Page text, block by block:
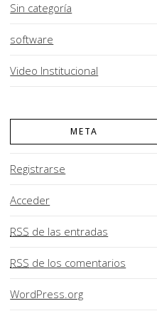
Sin categoría
software
Video Institucional
META
Registrarse
Acceder
RSS de las entradas
RSS de los comentarios
WordPress.org